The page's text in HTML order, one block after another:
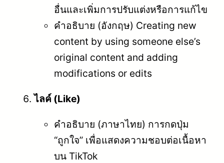
อื่นและเพิ่มการปรับแต่งหรือการแก้ไข
คำอธิบาย (อังกฤษ) Creating new
content by using someone else’s
original content and adding
modifications or edits
ไลค์ (Like)
คำอธิบาย (ภาษาไทย) การกดปุ่ม
“ถูกใจ” เพื่อแสดงความชอบต่อเนื้อหา
บน TikTok